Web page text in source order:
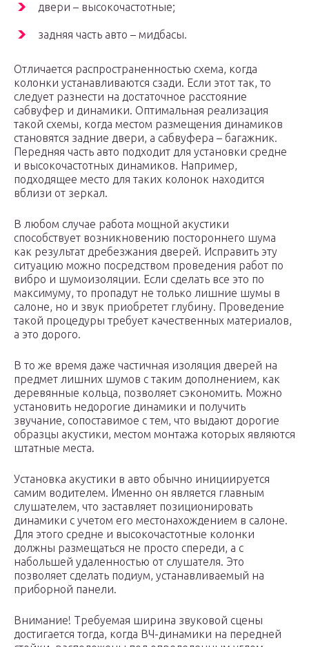
двери – высокочастотные;
задняя часть авто – мидбасы.
Отличается распространенностью схема, когда
колонки устанавливаются сзади. Если этот так, то
следует разнести на достаточное расстояние
сабвуфер и динамики. Оптимальная реализация
такой схемы, когда местом размещения динамиков
становятся задние двери, а сабвуфера – багажник.
Передняя часть авто подходит для установки средне
и высокочастотных динамиков. Например,
подходящее место для таких колонок находится
вблизи от зеркал.
В любом случае работа мощной акустики
способствует возникновению постороннего шума
как результат дребезжания дверей. Исправить эту
ситуацию можно посредством проведения работ по
вибро и шумоизоляции. Если сделать все это по
максимуму, то пропадут не только лишние шумы в
салоне, но и звук приобретет глубину. Проведение
такой процедуры требует качественных материалов,
а это дорого.
В то же время даже частичная изоляция дверей на
предмет лишних шумов с таким дополнением, как
деревянные кольца, позволяет сэкономить. Можно
установить недорогие динамики и получить
звучание, сопоставимое с тем, что выдают дорогие
образцы акустики, местом монтажа которых являются
штатные места.
Установка акустики в авто обычно инициируется
самим водителем. Именно он является главным
слушателем, что заставляет позиционировать
динамики с учетом его местонахождением в салоне.
Для этого средне и высокочастотные колонки
должны размещаться не просто спереди, а с
набольшей удаленностью от слушателя. Это
позволяет сделать подиум, устанавливаемый на
приборной панели.
Внимание! Требуемая ширина звуковой сцены
достигается тогда, когда ВЧ-динамики на передней